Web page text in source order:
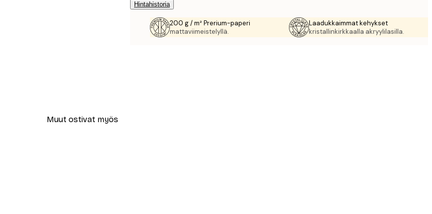
Hintahistoria
200 g / m² Prerium-paperi
mattaviimeistelyllä.
Laadukkaimmat kehykset
kristallinkirkkaalla akryylilasilla.
Muut ostivat myös